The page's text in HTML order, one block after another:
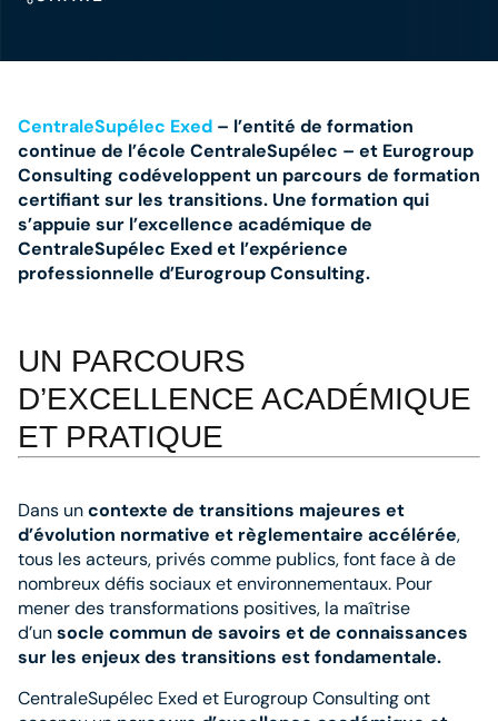
CentraleSupélec Exed – l’entité de formation
continue de l’école CentraleSupélec – et Eurogroup
Consulting codéveloppent un parcours de formation
certifiant sur les transitions. Une formation qui
s’appuie sur l’excellence académique de
CentraleSupélec Exed et l’expérience
professionnelle d’Eurogroup Consulting.
UN PARCOURS
D’EXCELLENCE ACADÉMIQUE
ET PRATIQUE
Dans uncontexte de transitions majeures et
d’évolution normative et règlementaire accélérée,
tous les acteurs, privés comme publics, font face à de
nombreux défis sociaux et environnementaux. Pour
mener des transformations positives, la maîtrise
d’unsocle commun de savoirs et de connaissances
sur les enjeux des transitions est fondamentale.
CentraleSupélec Exed et Eurogroup Consulting ont